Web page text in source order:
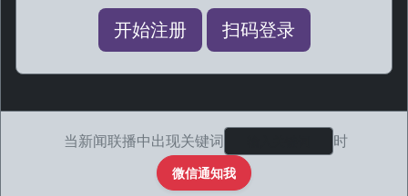
开始注册 扫码登录
当新闻联播中出现关键词 时
微信通知我